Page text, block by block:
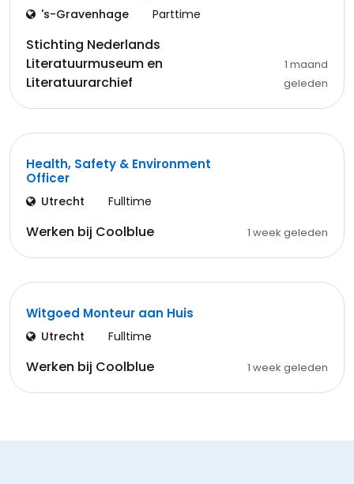
's-Gravenhage Parttime
Stichting Nederlands
Literatuurmuseum en
Literatuurarchief
1 maand
geleden
Health, Safety & Environment
Officer
Utrecht Fulltime
Werken bij Coolblue 1 week geleden
Witgoed Monteur aan Huis
Utrecht Fulltime
Werken bij Coolblue 1 week geleden